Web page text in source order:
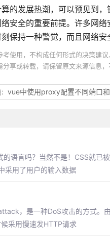
的发展热潮，可以预见到
安全的重要前提。许多网
保持一种警觉，而且网络
使用，不构成任何形式的决策建
享或转载，请保留原文来源信息
:vue中使用proxy配置不同端口
的语言吗？当然不是！CSS就已
采用了用户的输入数据
，是一种DoS攻击的方式。
采用慢速发HTTP请求